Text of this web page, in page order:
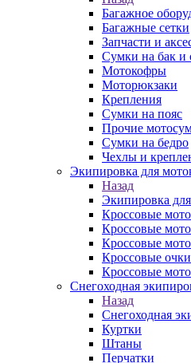
Багажное
Багажные сетки
Запчасти и
Сумки на бак и
Мотокофры
Моторюкзаки
Крепления
Сумки на пояс
Прочие
Сумки на бедро
Чехлы и
Экипировка для
Назад
Экипировка
Кроссовые
Кроссовые
Кроссовые
Кроссовые очки
Кроссовые
Снегоходная
Назад
Снегоходная
Куртки
Штаны
Перчатки